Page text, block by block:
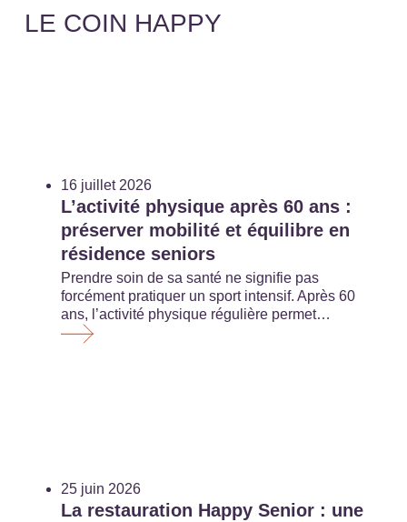
LE COIN HAPPY
16 juillet 2026
L’activité physique après 60 ans :
préserver mobilité et équilibre en
résidence seniors
Prendre soin de sa santé ne signifie pas
forcément pratiquer un sport intensif. Après 60
ans, l’activité physique régulière permet…
25 juin 2026
La restauration Happy Senior : une